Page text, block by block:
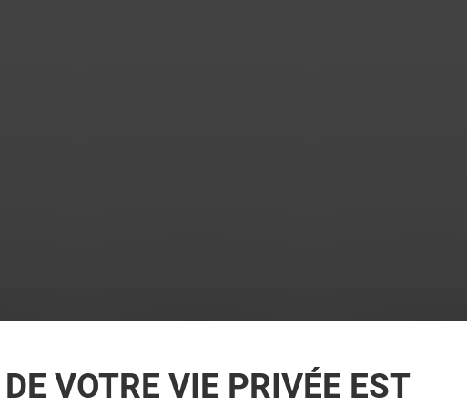
VOTRE VIE PRIVÉE EST